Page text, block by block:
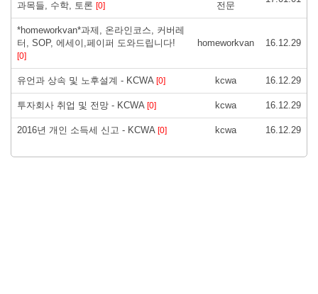
과목들, 수학, 토론 [0] 전문
*homeworkvan*과제, 온라인코스, 커버레
터, SOP, 에세이,페이퍼 도와드립니다!
[0]
homeworkvan 16.12.29
유언과 상속 및 노후설계 - KCWA [0] kcwa 16.12.29
투자회사 취업 및 전망 - KCWA [0] kcwa 16.12.29
2016년 개인 소득세 신고 - KCWA [0] kcwa 16.12.29